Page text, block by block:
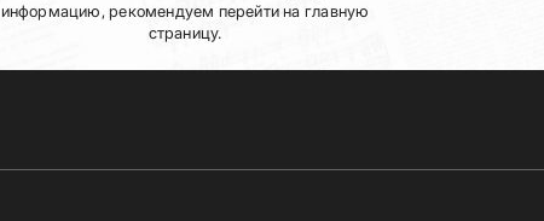
информацию, рекомендуем перейти на главную
страницу.